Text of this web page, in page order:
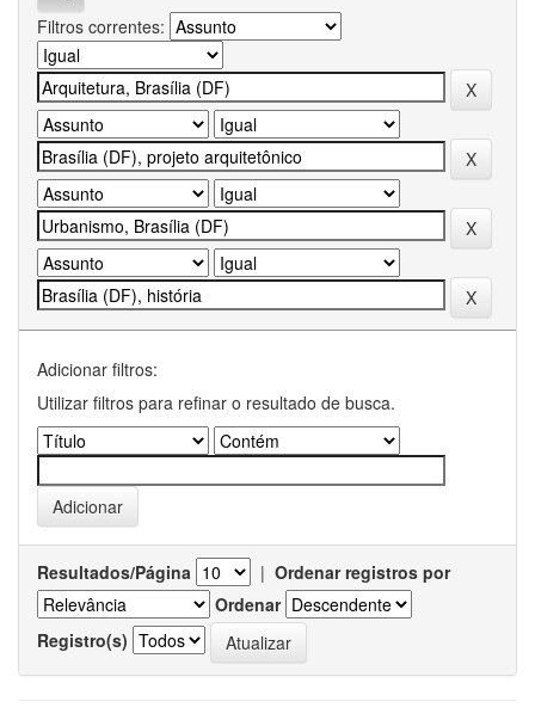
Filtros correntes:
Adicionar filtros:
Utilizar filtros para refinar o resultado de busca.
Resultados/Página | Ordenar registros por
Ordenar
Registro(s)